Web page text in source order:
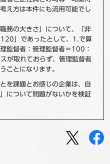
え方は本件にも流用可能でし
務の大きさ」について、「非
」であったとして、1.で算
監督者：管理監督者＝100：
が取れておらず、管理監督者
ことになります。
を課題とお感じの企業は、自
について問題がないかを検証